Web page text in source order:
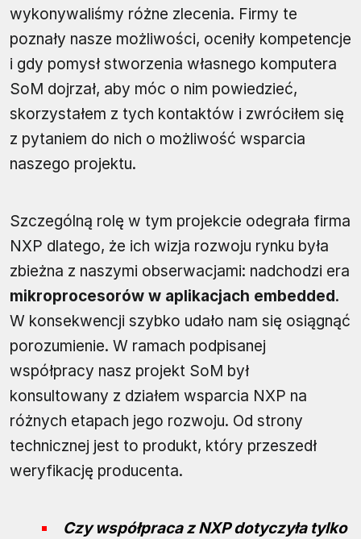
wykonywaliśmy różne zlecenia. Firmy te
poznały nasze możliwości, oceniły kompetencje
i gdy pomysł stworzenia własnego komputera
SoM dojrzał, aby móc o nim powiedzieć,
skorzystałem z tych kontaktów i zwróciłem się
z pytaniem do nich o możliwość wsparcia
naszego projektu.
Szczególną rolę w tym projekcie odegrała firma
NXP dlatego, że ich wizja rozwoju rynku była
zbieżna z naszymi obserwacjami: nadchodzi era
mikroprocesorów w aplikacjach embedded.
W konsekwencji szybko udało nam się osiągnąć
porozumienie. W ramach podpisanej
współpracy nasz projekt SoM był
konsultowany z działem wsparcia NXP na
różnych etapach jego rozwoju. Od strony
technicznej jest to produkt, który przeszedł
weryfikację producenta.
Czy współpraca z NXP dotyczyła tylko